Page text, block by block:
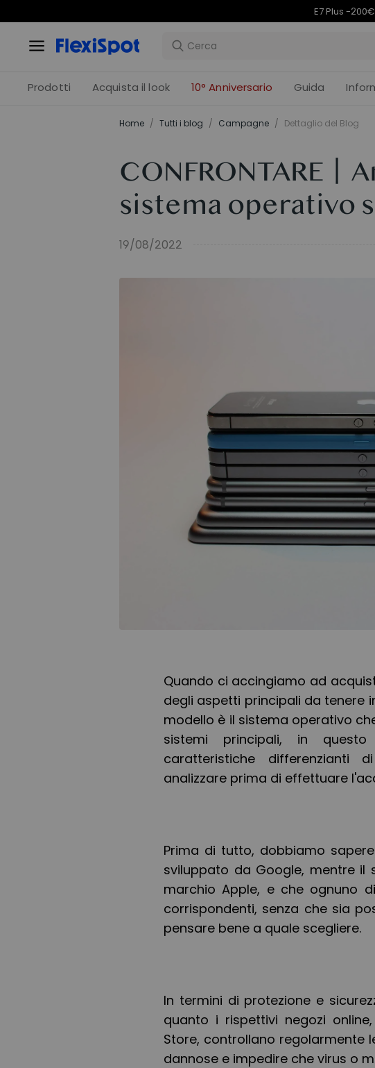
C7 Morpher -
Prodotti Acquista il look 10° Anniversario Guida
Home / Tutti i blog / Campagne / Dettaglio del Blog
CONFRONTARE丨
sistema operativo
19/08/2022
Quando ci accingiamo ad
degli aspetti principali da tenere
modello è il sistema operativo
sistemi principali, in
caratteristiche differenzianti
analizzare prima di effettuare
Prima di tutto, dobbiamo
sviluppato da Google, mentre il
marchio Apple, e che ognuno
corrispondenti, senza che sia
pensare bene a quale scegliere.
In termini di protezione e
quanto i rispettivi negozi
Store, controllano regolarmente
dannose e impedire che virus o